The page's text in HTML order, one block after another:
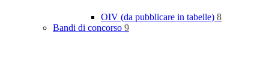
OIV (da pubblicare in tabelle) 8
Bandi di concorso 9